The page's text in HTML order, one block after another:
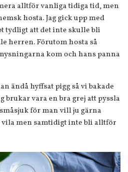
alltför vanliga tidiga tid, men
hosta. Jag gick upp med
tydligt att det inte skulle bli
herren. Förutom hosta så
kom och hans panna
ändå hyffsat pigg så vi bakade
brukar vara en bra grej att pyssla
för man vill ju gärna
vila men samtidigt inte bli alltför